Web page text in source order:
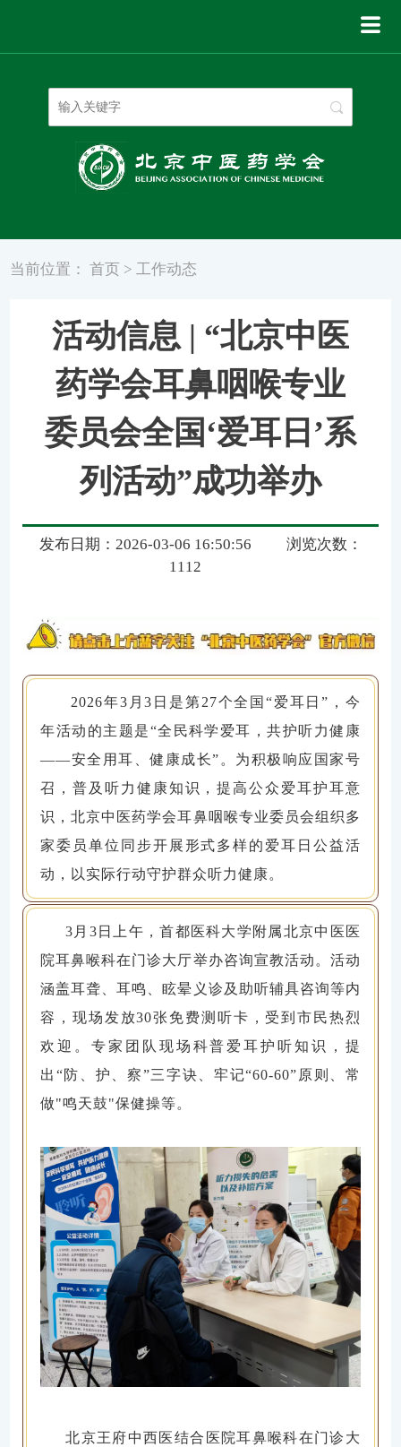
当前位置：首页 > 工作动态
活动信息 | “北京中医
药学会耳鼻咽喉专业
委员会全国‘爱耳日’系
列活动”成功举办
发布日期：2026-03-06 16:50:56
浏览次数：
1112
2026年3月3日是第27个全国“爱耳日”，今
年活动的主题是“全民科学爱耳，共护听力健康
——安全用耳、健康成长”。为积极响应国家号
召，普及听力健康知识，提高公众爱耳护耳意
识，北京中医药学会耳鼻咽喉专业委员会组织多
家委员单位同步开展形式多样的爱耳日公益活
动，以实际行动守护群众听力健康。
3月3日上午，首都医科大学附属北京中医医
院耳鼻喉科在门诊大厅举办咨询宣教活动。活动
涵盖耳聋、耳鸣、眩晕义诊及助听辅具咨询等内
容，现场发放30张免费测听卡，受到市民热烈
欢迎。专家团队现场科普爱耳护听知识，提
出“防、护、察”三字诀、牢记“60-60”原则、常
做"鸣天鼓"保健操等。
北京王府中西医结合医院耳鼻喉科在门诊大